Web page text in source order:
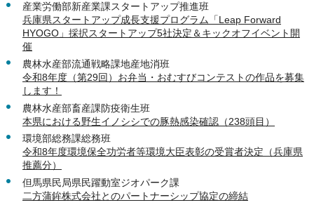
産業労働部新産業課スタートアップ推進班
兵庫県スタートアップ成長支援プログラム「Leap Forward
HYOGO」採択スタートアップ5社決定＆キックオフイベント開
催
農林水産部流通戦略課地産地消班
令和8年度（第29回）お弁当・おむすびコンテストの作品を募集
します！
農林水産部畜産課防疫衛生班
本県における野生イノシシでの豚熱感染確認（238頭目）
環境部総務課総務班
令和8年度環境保全功労者等環境大臣表彰の受賞者決定（兵庫県
推薦分）
但馬県民局県民躍動室ジオパーク課
二方蒲鉾株式会社とのパートナーシップ協定の締結